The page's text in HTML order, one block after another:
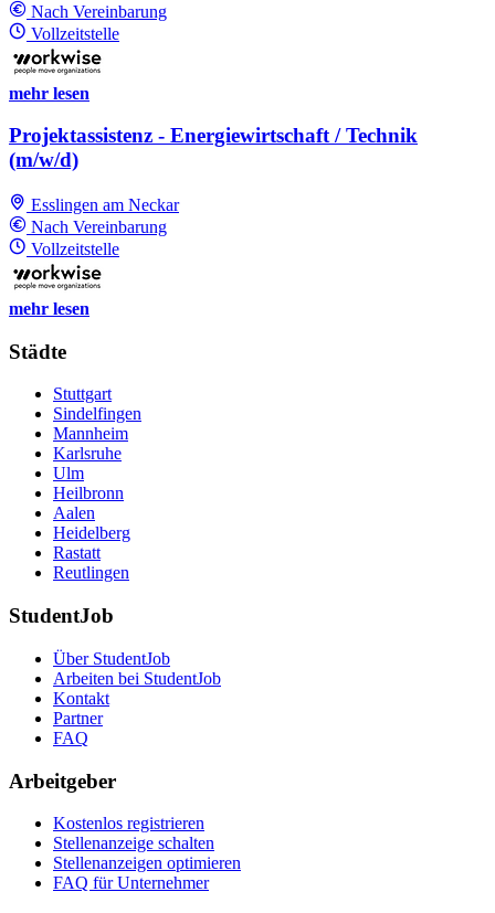
Nach Vereinbarung
Vollzeitstelle
mehr lesen
Projektassistenz - Energiewirtschaft / Technik
(m/w/d)
Esslingen am Neckar
Nach Vereinbarung
Vollzeitstelle
mehr lesen
Städte
Stuttgart
Sindelfingen
Mannheim
Karlsruhe
Ulm
Heilbronn
Aalen
Heidelberg
Rastatt
Reutlingen
StudentJob
Über StudentJob
Arbeiten bei StudentJob
Kontakt
Partner
FAQ
Arbeitgeber
Kostenlos registrieren
Stellenanzeige schalten
Stellenanzeigen optimieren
FAQ für Unternehmer